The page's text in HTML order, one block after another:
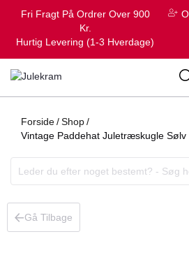
Fri Fragt På Ordrer Over 900
Kr.
Hurtig Levering (1-3 Hverdage)
Forside/Shop/
Vintage Paddehat Juletræskugle Sølv
Gå Tilbage